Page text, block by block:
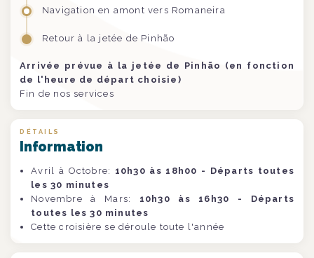
Navigation en amont vers Romaneira
Retour à la jetée de Pinhão
Arrivée prévue à la jetée de Pinhão (en fonction
de l'heure de départ choisie)
Fin de nos services
DÉTAILS
Information
Avril à Octobre: 10h30 às 18h00 - Départs toutes
les 30 minutes
Novembre à Mars: 10h30 às 16h30 - Départs
toutes les 30 minutes
Cette croisière se déroule toute l'année